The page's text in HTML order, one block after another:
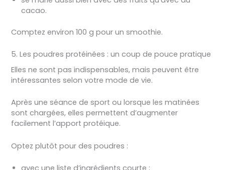
cacao.
Comptez environ 100 g pour un smoothie.
5. Les poudres protéinées : un coup de pouce pratique
Elles ne sont pas indispensables, mais peuvent être
intéressantes selon votre mode de vie.
Après une séance de sport ou lorsque les matinées
sont chargées, elles permettent d’augmenter
facilement l’apport protéique.
Optez plutôt pour des poudres :